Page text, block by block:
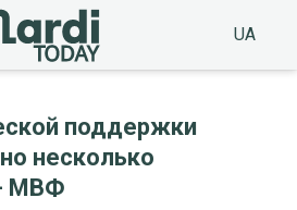
UA
поддержки
несколько
- МВФ